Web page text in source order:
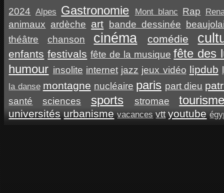
2024 Alpes Gastronomie Mont blanc Rap
animaux ardèche art bande dessinée
théâtre
chanson cinéma comédie
enfants festivals fête de la musique fête des
humour insolite internet jazz jeux vidéo lipdub
la danse montagne nucléaire paris part dieu
santé sciences sports stromae
universités urbanisme vacances vtt youtube